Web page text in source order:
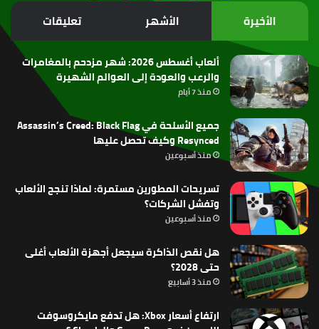
الموقع
RSS
الأخيرة الأشهر تعليقات
ألعاب أغسطس 2026: شهر مزدحم بالمغامرات
والرعب والعودة إلى العوالم الشهيرة
منذ 7 أيام
جميع الأسلحة في Assassin’s Creed: Black Flag
Resynced وكيف تحصل عليها
منذ أسبوعين
تسريحات المطورين مستمرة: لماذا تنجح الألعاب
وتفشل الشركات؟
منذ أسبوعين
هل نقص الذاكرة سيجعل أجهزة الألعاب أغلى
حتى 2028؟
منذ 3 أسابيع
ارتفاع أسعار Xbox: هل تدفع مايكروسوفت